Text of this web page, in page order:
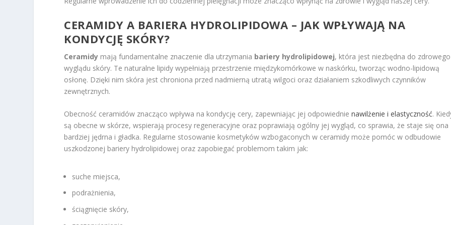
CERAMIDY A BARIERA HYDROLIPIDOWA – JAK WPŁYWAJĄ NA
KONDYCJĘ SKÓRY?
Ceramidy mają fundamentalne znaczenie dla utrzymania bariery hydrolipidowej, która jest niezbędna do zdrowego
wyglądu skóry. Te naturalne lipidy wypełniają przestrzenie międzykomórkowe w naskórku, tworząc wodno-lipidową
osłonę. Dzięki nim skóra jest chroniona przed nadmierną utratą wilgoci oraz działaniem szkodliwych czynników
zewnętrznych.
Obecność ceramidów znacząco wpływa na kondycję cery, zapewniając jej odpowiednienawilżenie i elastyczność.
są obecne w skórze, wspierają procesy regeneracyjne oraz poprawiają ogólny jej wygląd, co sprawia, że staje się ona
bardziej jędrna i gładka. Regularne stosowanie kosmetyków wzbogaconych w ceramidy może pomóc w odbudowie
uszkodzonej bariery hydrolipidowej oraz zapobiegać problemom takim jak:
suche miejsca,
podrażnienia,
ściągnięcie skóry,